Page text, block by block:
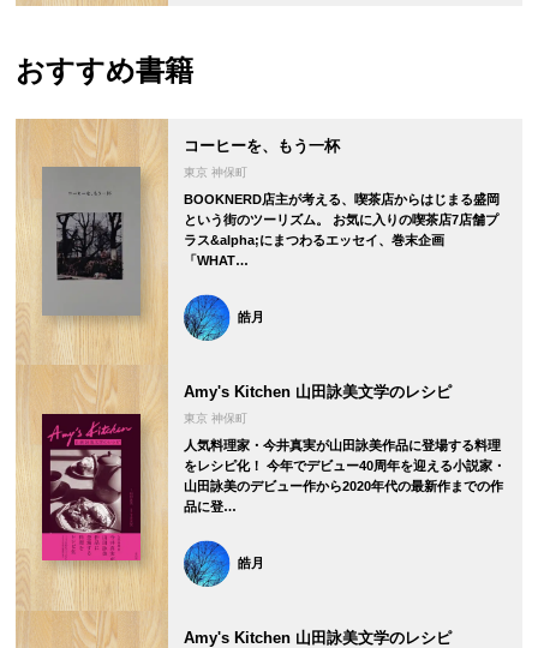
おすすめ書籍
コーヒーを、もう一杯
東京 神保町
BOOKNERD店主が考える、喫茶店からはじまる盛岡
という街のツーリズム。 お気に入りの喫茶店7店舗プ
ラス&alpha;にまつわるエッセイ、巻末企画
「WHAT…
皓月
Amy's Kitchen 山田詠美文学のレシピ
東京 神保町
人気料理家・今井真実が山田詠美作品に登場する料理
をレシピ化！ 今年でデビュー40周年を迎える小説家・
山田詠美のデビュー作から2020年代の最新作までの作
品に登…
皓月
Amy's Kitchen 山田詠美文学のレシピ